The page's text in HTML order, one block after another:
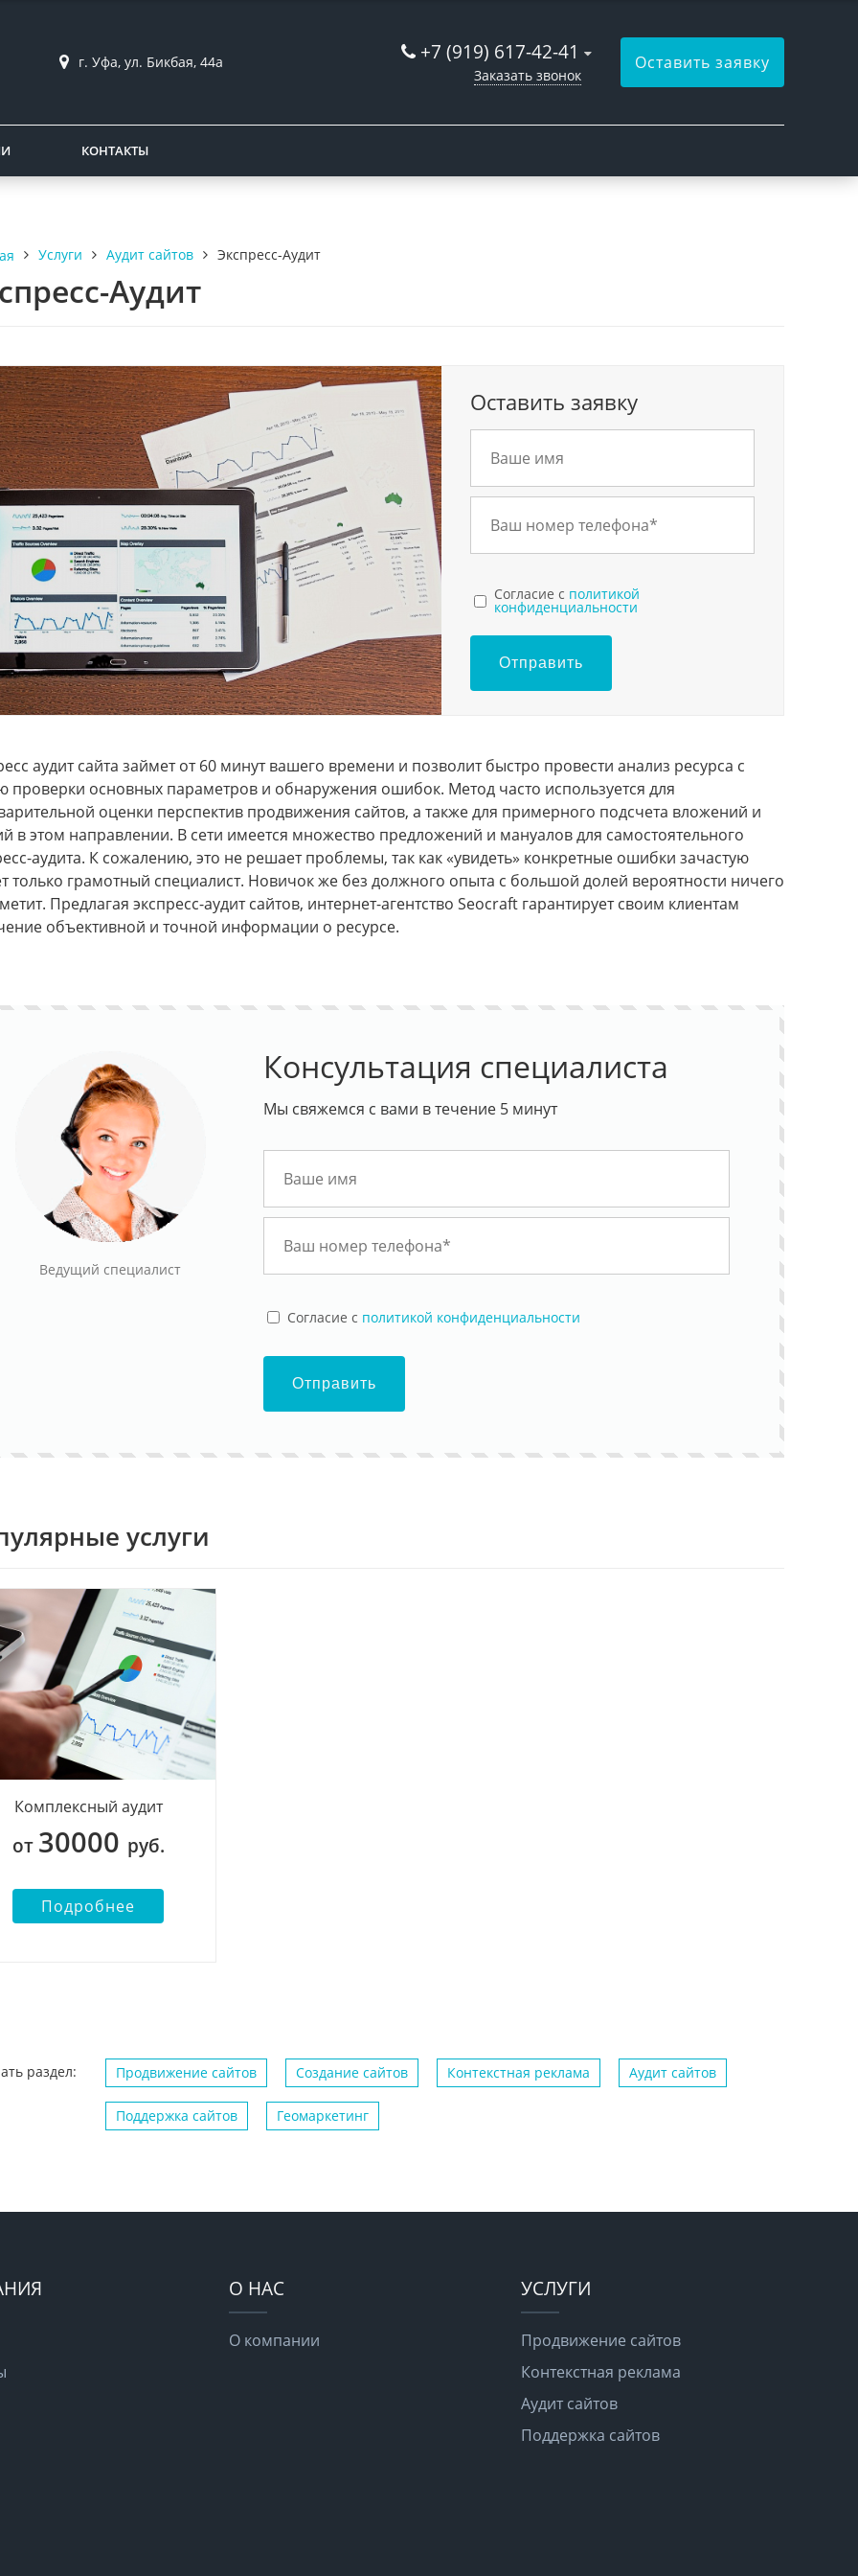
г. Уфа, ул. Бикбая, 44а +7 (919) 617-42-41
Заказать звонок
Оставить заявку
КОНТАКТЫ
за 30000 руб. Бесплатный аудит сайта
Услуги Аудит сайтов Экспресс-Аудит
Аудит
Оставить заявку
Cогласие с политикой
конфиденциальности
Отправить
аудит сайта займет от 60 минут вашего времени и позволит быстро провести анализ ресурса с
проверки основных параметров и обнаружения ошибок. Метод часто используется для
оценки перспектив продвижения сайтов, а также для примерного подсчета вложений и
в этом направлении. В сети имеется множество предложений и мануалов для самостоятельного
аудита. К сожалению, это не решает проблемы, так как «увидеть» конкретные ошибки зачастую
только грамотный специалист. Новичок же без должного опыта с большой долей вероятности ничего
Предлагая экспресс-аудит сайтов, интернет-агентство Seocraft гарантирует своим клиентам
объективной и точной информации о ресурсе.
Ведущий специалист
Консультация специалиста
Мы свяжемся с вами в течение 5 минут
Cогласие с политикой конфиденциальности
Отправить
услуги
Комплексный аудит
от 30000 руб.
Подробнее
раздел: Продвижение сайтов Создание сайтов Контекстная реклама Аудит сайтов
Поддержка сайтов Геомаркетинг
О НАС
О компании
УСЛУГИ
Продвижение сайтов
Контекстная реклама
Аудит сайтов
Поддержка сайтов